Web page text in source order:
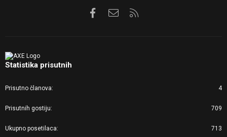
FacebookKontaktirajte nas
Statistika prisutnih
Prisutno članova 4
Prisutnih gostiju 709
Ukupno posetilaca 713